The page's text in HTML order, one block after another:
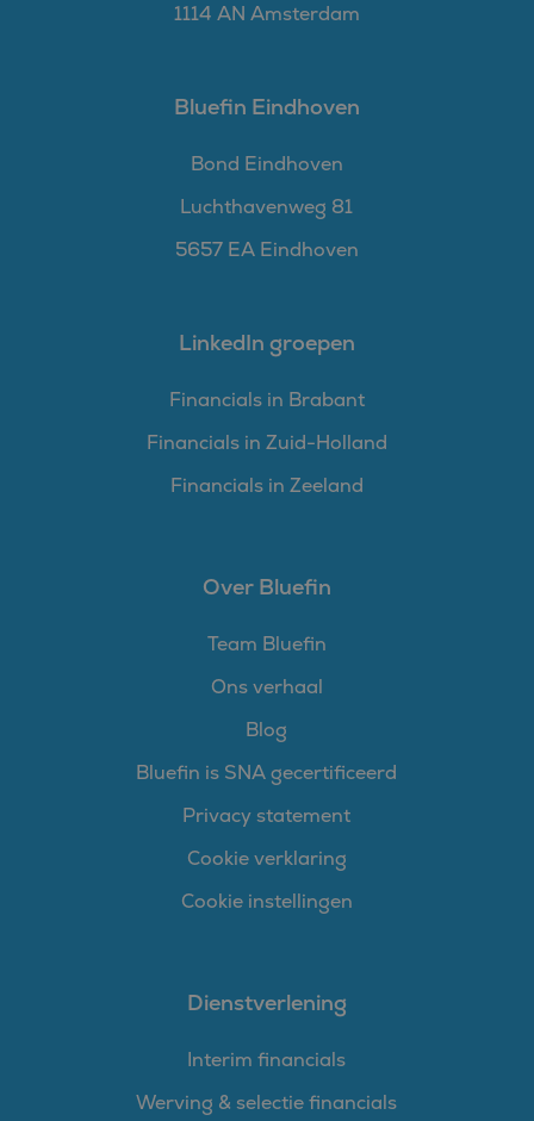
1114 AN Amsterdam
Bluefin Eindhoven
Bond Eindhoven
Luchthavenweg 81
5657 EA Eindhoven
LinkedIn groepen
Financials in Brabant
Financials in Zuid-Holland
Financials in Zeeland
Over Bluefin
Team Bluefin
Ons verhaal
Blog
Bluefin is SNA gecertificeerd
Privacy statement
Cookie verklaring
Cookie instellingen
Dienstverlening
Interim financials
Werving & selectie financials